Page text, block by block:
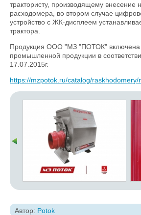
трактористу, производящему внесение
расходомера, во втором случае
устройство с ЖК-дисплеем
трактора.
Продукция ООО "МЗ "ПОТОК" включена
промышленной продукции в
17.07.2015г.
https://mzpotok.ru/catalog/raskhodomery/
Автор: Potok